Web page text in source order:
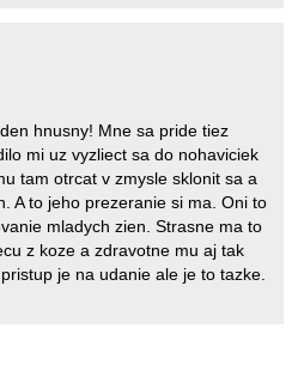
hnusny! Mne sa pride tiez
mi uz vyzliect sa do nohaviciek
tam otrcat v zmysle sklonit sa a
A to jeho prezeranie si ma. Oni to
mladych zien. Strasne ma to
z koze a zdravotne mu aj tak
je na udanie ale je to tazke.